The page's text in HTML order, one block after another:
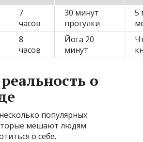
7
часов
30 минут
прогулки
5
8
часов
Йога 20
минут
о
популярных
мешают людям
о себе.